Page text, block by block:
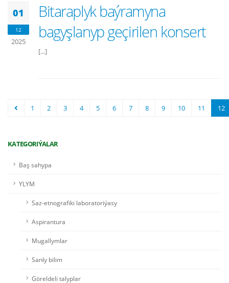
01
12
2025
Bitaraplyk baýramyna
bagyşlanyp geçirilen konsert
[...]
1 2 3 4 5 6 7 8 9 10 11 12
KATEGORIÝALAR
Baş sahypa
YLYM
Saz-etnografiki laboratoriýasy
Aspirantura
Mugallymlar
Sanly bilim
Göreldeli talyplar